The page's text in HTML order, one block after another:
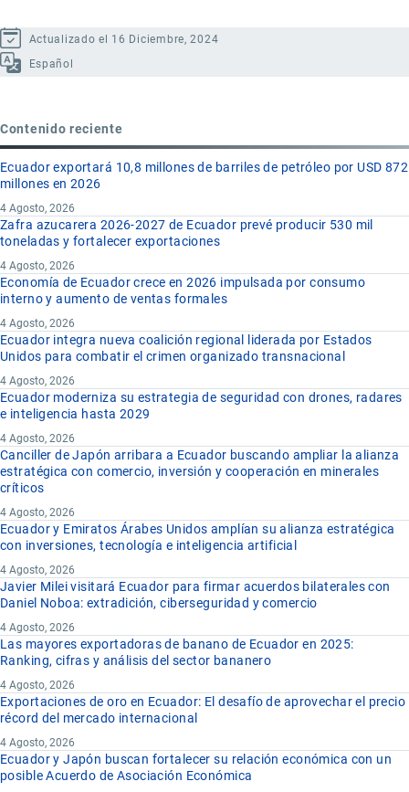
Actualizado el 16 Diciembre, 2024
Español
Contenido reciente
Ecuador exportará 10,8 millones de barriles de petróleo por USD 872
millones en 2026
4 Agosto, 2026
Zafra azucarera 2026-2027 de Ecuador prevé producir 530 mil
toneladas y fortalecer exportaciones
4 Agosto, 2026
Economía de Ecuador crece en 2026 impulsada por consumo
interno y aumento de ventas formales
4 Agosto, 2026
Ecuador integra nueva coalición regional liderada por Estados
Unidos para combatir el crimen organizado transnacional
4 Agosto, 2026
Ecuador moderniza su estrategia de seguridad con drones, radares
e inteligencia hasta 2029
4 Agosto, 2026
Canciller de Japón arribara a Ecuador buscando ampliar la alianza
estratégica con comercio, inversión y cooperación en minerales
críticos
4 Agosto, 2026
Ecuador y Emiratos Árabes Unidos amplían su alianza estratégica
con inversiones, tecnología e inteligencia artificial
4 Agosto, 2026
Javier Milei visitará Ecuador para firmar acuerdos bilaterales con
Daniel Noboa: extradición, ciberseguridad y comercio
4 Agosto, 2026
Las mayores exportadoras de banano de Ecuador en 2025:
Ranking, cifras y análisis del sector bananero
4 Agosto, 2026
Exportaciones de oro en Ecuador: El desafío de aprovechar el precio
récord del mercado internacional
4 Agosto, 2026
Ecuador y Japón buscan fortalecer su relación económica con un
posible Acuerdo de Asociación Económica